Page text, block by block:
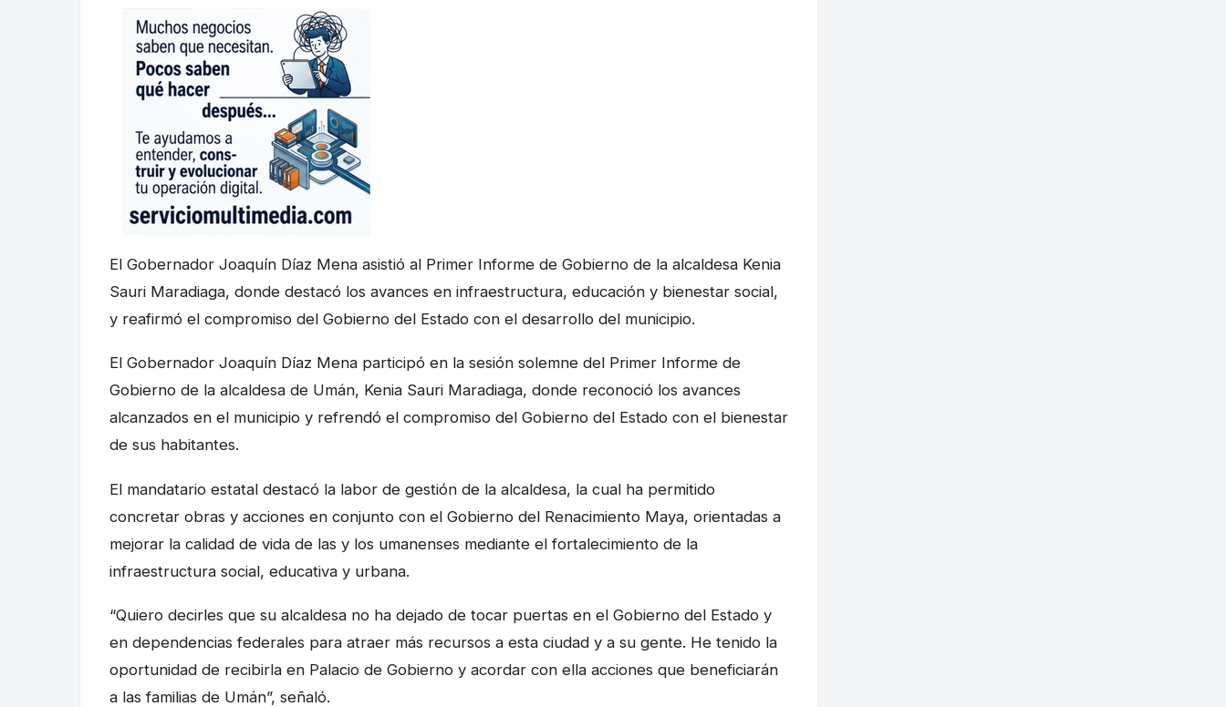
El Gobernador Joaquín Díaz Mena asistió al Primer Informe de Gobierno de la alcaldesa Kenia
Sauri Maradiaga, donde destacó los avances en infraestructura, educación y bienestar social,
y reafirmó el compromiso del Gobierno del Estado con el desarrollo del municipio.
El Gobernador Joaquín Díaz Mena participó en la sesión solemne del Primer Informe de
Gobierno de la alcaldesa de Umán, Kenia Sauri Maradiaga, donde reconoció los avances
alcanzados en el municipio y refrendó el compromiso del Gobierno del Estado con el bienestar
de sus habitantes.
El mandatario estatal destacó la labor de gestión de la alcaldesa, la cual ha permitido
concretar obras y acciones en conjunto con el Gobierno del Renacimiento Maya, orientadas a
mejorar la calidad de vida de las y los umanenses mediante el fortalecimiento de la
infraestructura social, educativa y urbana.
“Quiero decirles que su alcaldesa no ha dejado de tocar puertas en el Gobierno del Estado y
en dependencias federales para atraer más recursos a esta ciudad y a su gente. He tenido la
oportunidad de recibirla en Palacio de Gobierno y acordar con ella acciones que beneficiarán
a las familias de Umán”, señaló.